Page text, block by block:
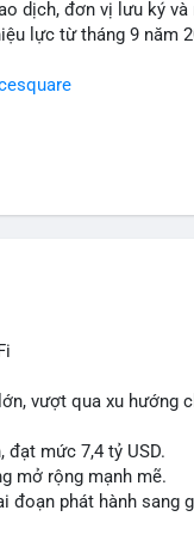
hướng. Quản lý rủi ro
dịch, đơn vị lưu ký và
lực từ tháng 9 năm
vượt qua xu hướng
đạt mức 7,4 tỷ USD.
mở rộng mạnh mẽ.
đoạn phát hành sang